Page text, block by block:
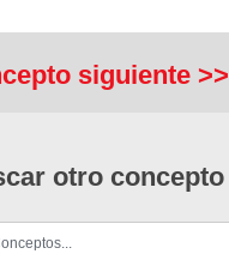
siguiente >>
otro concepto